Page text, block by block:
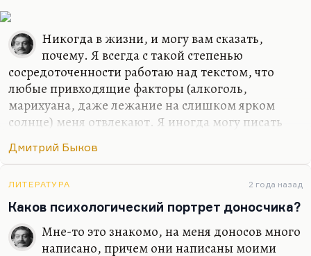
(хотя это нельзя назвать попсой). Вот ушел со
сцены Валерий Леонтьев. Сделал такое…
Никогда в жизни, и могу вам сказать,
почему. Я всегда с такой степенью
сосредоточенности работаю над текстом, что
любые привходящие факторы (алкоголь,
марихуана, даже лежание на слишком ярком
солнце) меня отвлекают. Я иногда могу писать
обстановке, как было в армии. Там с какой-то
на внутреннем протесте. Либо в условиях
умеренного, неприхотливого, но все-таки
комфорта. Мне, в общем, не нравится, когда меня
отвлекают.
Дмитрий Быков
ЛИТЕРАТУРА 2 года назад
Каков психологический портрет доносчика?
Мне-то это знакомо, на меня доносов много
написано, причем они написаны моими